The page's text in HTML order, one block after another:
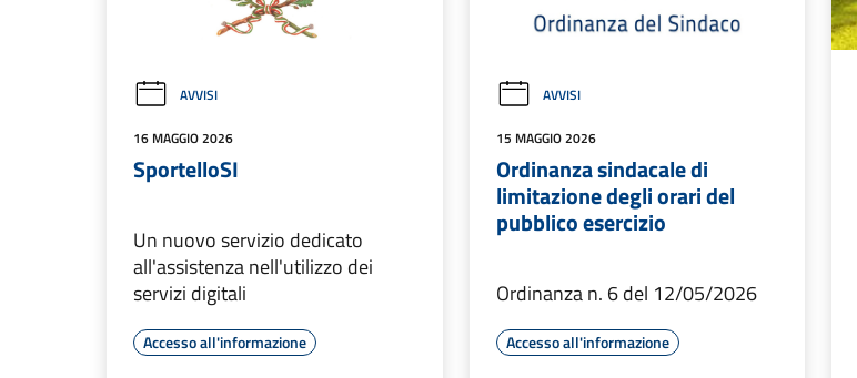
AVVISI
16 MAGGIO 2026
SportelloSI
Un nuovo servizio dedicato
all'assistenza nell'utilizzo dei
servizi digitali
Accesso all'informazione
AVVISI
15 MAGGIO 2026
Ordinanza sindacale di
limitazione degli orari del
pubblico esercizio
Ordinanza n. 6 del 12/05/2026
Accesso all'informazione